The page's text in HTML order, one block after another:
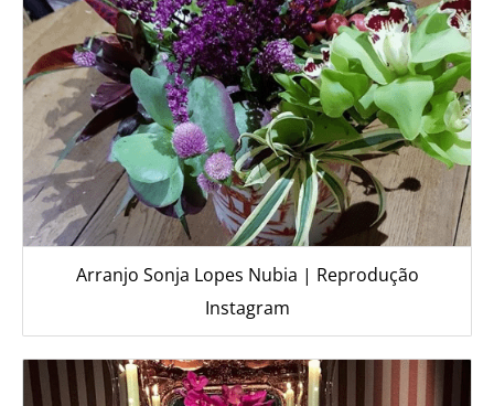
Arranjo Sonja Lopes Nubia | Reprodução
Instagram